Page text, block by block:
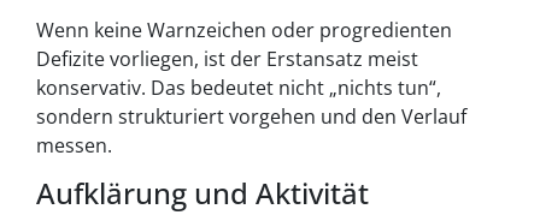
Wenn keine Warnzeichen oder progredienten
Defizite vorliegen, ist der Erstansatz meist
konservativ. Das bedeutet nicht „nichts tun“,
sondern strukturiert vorgehen und den Verlauf
messen.
Aufklärung und Aktivität